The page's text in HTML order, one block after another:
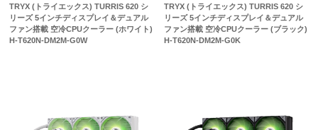
TRYX (トライエックス) TURRIS 620 シ
リーズ 5インチディスプレイ＆デュアル
ファン搭載 空冷CPUクーラー (ホワイト)
H-T620N-DM2M-G0W
TRYX (トライエックス) TURRIS 620 シ
リーズ 5インチディスプレイ＆デュアル
ファン搭載 空冷CPUクーラー (ブラック)
H-T620N-DM2M-G0K